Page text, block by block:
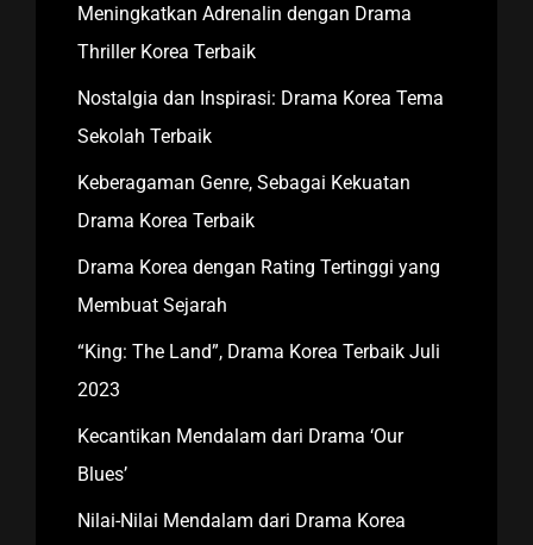
Meningkatkan Adrenalin dengan Drama
Thriller Korea Terbaik
Nostalgia dan Inspirasi: Drama Korea Tema
Sekolah Terbaik
Keberagaman Genre, Sebagai Kekuatan
Drama Korea Terbaik
Drama Korea dengan Rating Tertinggi yang
Membuat Sejarah
“King: The Land”, Drama Korea Terbaik Juli
2023
Kecantikan Mendalam dari Drama ‘Our
Blues’
Nilai-Nilai Mendalam dari Drama Korea